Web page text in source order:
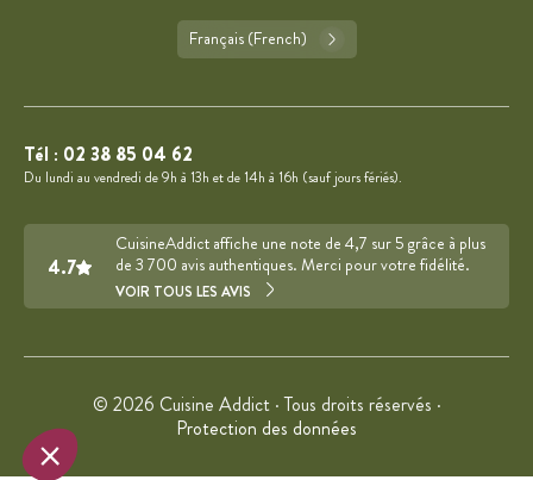
Français (French)
Tél : 02 38 85 04 62
Du lundi au vendredi de 9h à 13h et de 14h à 16h (sauf jours fériés).
4.7
CuisineAddict affiche une note de 4,7 sur 5 grâce à plus
de 3 700 avis authentiques. Merci pour votre fidélité.
VOIR TOUS LES AVIS
© 2026 Cuisine Addict · Tous droits réservés ·
Protection des données